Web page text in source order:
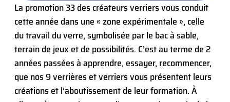
La promotion 33 des créateurs verriers vous conduit
cette année dans une « zone expérimentale », celle
du travail du verre, symbolisée par le bac à sable,
terrain de jeux et de possibilités. C’est au terme de 2
années passées à apprendre, essayer, recommencer,
que nos 9 verrières et verriers vous présentent leurs
créations et l’aboutissement de leur formation. À